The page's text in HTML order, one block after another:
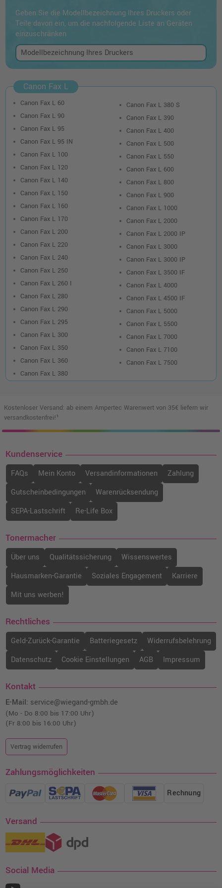
Geben Sie die Modellbezeichnung Ihres Druckers oder
Teile davon ein, um die nachfolgende Liste an Geräten
einzuschränken
Canon Fax L
Canon Fax L 60
Canon Fax L 90
Canon Fax L 95
Canon Fax L 95 IN
Canon Fax L 100
Canon Fax L 120
Canon Fax L 140
Canon Fax L 150
Canon Fax L 160
Canon Fax L 170
Canon Fax L 200
Canon Fax L 220
Canon Fax L 240
Canon Fax L 250
Canon Fax L 260 I
Canon Fax L 280
Canon Fax L 290
Canon Fax L 295
Canon Fax L 300
Canon Fax L 350
Canon Fax L 360
Canon Fax L 380
Canon Fax L 380 S
Canon Fax L 390
Canon Fax L 400
Canon Fax L 500
Canon Fax L 550
Canon Fax L 600
Canon Fax L 800
Canon Fax L 900
Canon Fax L 1000
Canon Fax L 2000
Canon Fax L 2000 IP
Canon Fax L 3000
Canon Fax L 3000 IP
Canon Fax L 3500 IF
Canon Fax L 4000
Canon Fax L 4500 IF
Canon Fax L 5000
Canon Fax L 5500
Canon Fax L 7000
Canon Fax L 7100
Canon Fax L 7500
Kostenloser Versand: ab einem Ampertec Warenwert von 35€ liefern wir
versandkostenfrei!¹
Kundenservice
FAQs Mein Konto Versandinformationen
Zahlung
Gutscheinbedingungen
Warenrücksendung
SEPA-Lastschrift
Re-Life Box
Tonermacher
Über uns Qualitätssicherung
Wissenswertes
Hausmarken-Garantie
Soziales Engagement
Karriere
Mit uns werben!
Rechtliches
Geld-Zurück-Garantie Batteriegesetz
Widerrufsbelehrung
Datenschutz
Cookie Einstellungen AGB Impressum
Kontakt
E-Mail: service@wiegand-gmbh.de
(Mo - Do 8:00 bis 17:00 Uhr)
(Fr 8:00 bis 16:00 Uhr)
Vertrag widerrufen
Zahlungsmöglichkeiten
Rechnung
Versand
Social Media